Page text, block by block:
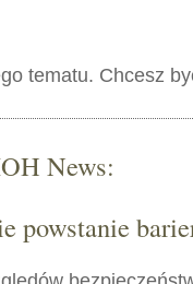
tematu. Chcesz
News:
powstanie